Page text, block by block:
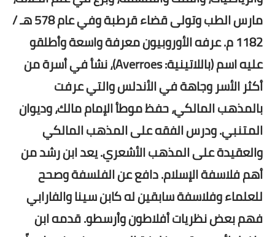
مارس الطب وتولى قضاء قرطبة وفي عام 578 هـ /
1182 م. عرفه الأوروبيون معرفة واسعة وأطلقو
عليه اسم (باللاتينية: Averroes)، نشأ في أسرة من
أكثر الأسر وجاهة في الأندلس والتي عرفت
بالمذهب المالكي، حفظ موطأ الإمام مالك، وديوان
المتنبي. ودرس الفقه على المذهب المالكي
والعقيدة على المذهب الأشعري. يعد ابن رشد من
أهم فلاسفة الإسلام. دافع عن الفلسفة وصحح
للعلماء وفلاسفة سابقين له كابن سينا والفارابي
فهم بعض نظريات أفلاطون وأرسطو. قدمه ابن